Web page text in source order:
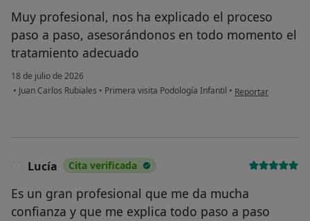
Muy profesional, nos ha explicado el proceso
paso a paso, asesorándonos en todo momento el
tratamiento adecuado
18 de julio de 2026
• Juan Carlos Rubiales • Primera visita Podología Infantil • en opinión del
Reportar
Lucía Cita verificada
Es un gran profesional que me da mucha
confianza y que me explica todo paso a paso